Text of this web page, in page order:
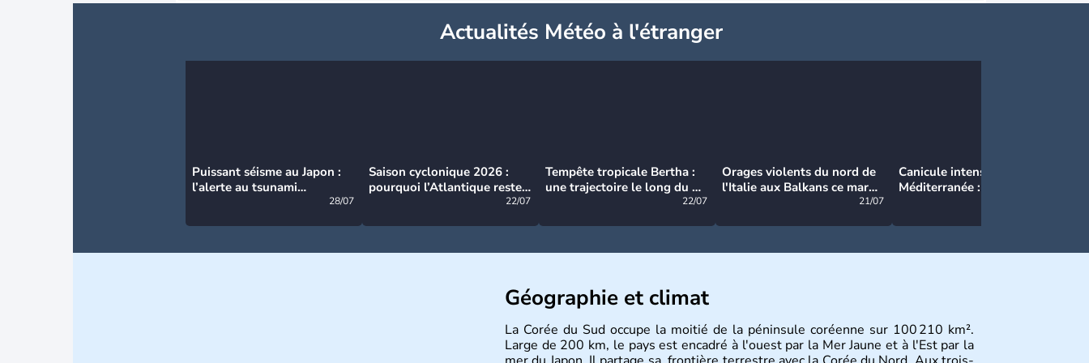
Actualités Météo à l'étranger
Puissant séisme au Japon :
l’alerte au tsunami
28/07
Saison cyclonique 2026 :
pourquoi l’Atlantique reste
22/07
Tempête tropicale Bertha :
une trajectoire le long du du
22/07
Orages violents du nord de
l'Italie aux Balkans ce mardi
21/07
Canicule intense en
Méditerranée : près de 50°C
Géographie et climat
La Corée du Sud occupe la moitié de la péninsule coréenne sur 100 210 km².
Large de 200 km, le pays est encadré à l'ouest par la Mer Jaune et à l'Est par la